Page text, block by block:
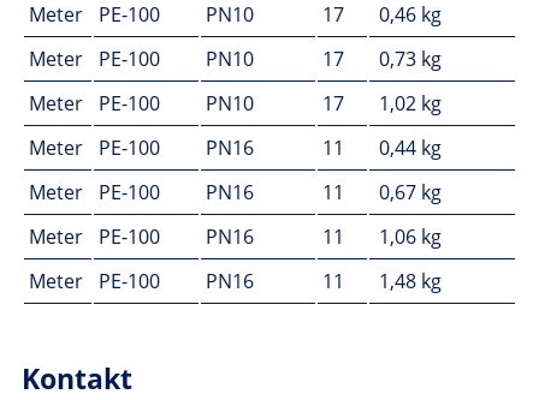
Meter
PE-100 PN10 17
0,46 kg
Meter
PE-100 PN10 17
0,73 kg
Meter
PE-100 PN10 17
1,02 kg
Meter
PE-100 PN16 11
0,44 kg
Meter
PE-100 PN16 11
0,67 kg
Meter
PE-100 PN16 11
1,06 kg
Meter
PE-100 PN16 11 1,48 kg
Kontakt